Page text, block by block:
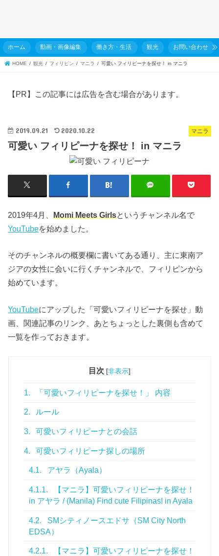
ホーム 動画・画像編集 働き方・生活 観光 お問い合わせ
HOME 観光 フィリピン マニラ 可愛い フィリピーナを探せ！ in マニラ
【PR】この記事には広告を含む場合があります。
マニラ
2019.09.21 2020.10.22
可愛い フィリピーナを探せ！ in マニラ
2019年4月、Momi Meets Girlsというチャンネル名で
YouTubeを始めました。
そのチャンネルの概要欄に書いてある通り、主に東南ア
ジアの女性に会いに行くチャンネルで、フィリピンから
始めています。
YouTubeにアップした「可愛いフィリピーナを探せ」動
画、関連記事のリンク、あとちょっとした裏側も含めて
一覧を作っておきます。
目次 [非表示]
1. 「可愛いフィリピーナを探せ！」 内容
2. ルール
3. 可愛いフィリピーナとの会話
4. 可愛いフィリピーナ探しの場所
4.1. アヤラ（Ayala）
4.1.1.
【マニラ】可愛いフィリピーナを探せ！
in アヤラ / (Manila) Find cute Filipinas! in Ayala
4.2.
SMシティノースエドサ（SM City North
EDSA）
4.2.1.
【マニラ】可愛いフィリピーナを探せ！